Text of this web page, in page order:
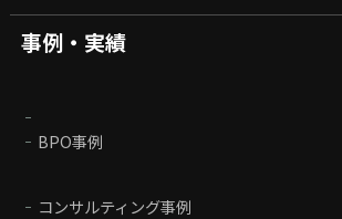
事例・実績
BPO事例
コンサルティング事例